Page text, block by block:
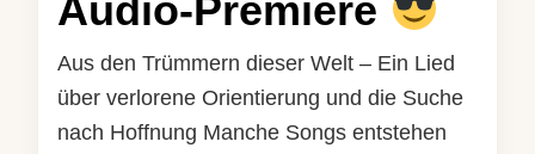
Audio-Premiere
Aus den Trümmern dieser Welt – Ein Lied
über verlorene Orientierung und die Suche
nach Hoffnung Manche Songs entstehen